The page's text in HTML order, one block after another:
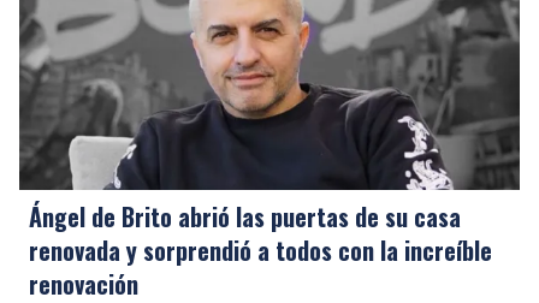
Ángel de Brito abrió las puertas de su casa
renovada y sorprendió a todos con la increíble
renovación